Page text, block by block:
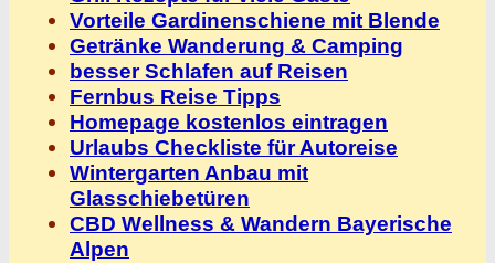
Vorteile Gardinenschiene mit Blende
Getränke Wanderung & Camping
besser Schlafen auf Reisen
Fernbus Reise Tipps
Homepage kostenlos eintragen
Urlaubs Checkliste für Autoreise
Wintergarten Anbau mit
Glasschiebetüren
CBD Wellness & Wandern Bayerische
Alpen